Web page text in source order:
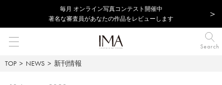
毎⽉ オンライン写真コンテスト開催中
著名な審査員があなたの作品をレビューします
Search
TOP NEWS 新刊情報